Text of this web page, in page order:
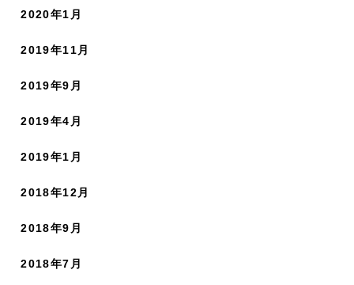
2020年1月
2019年11月
2019年9月
2019年4月
2019年1月
2018年12月
2018年9月
2018年7月